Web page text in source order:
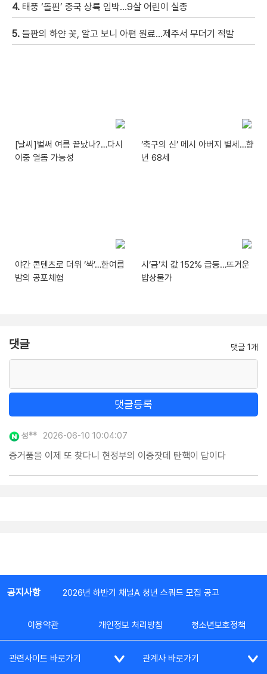
4. 태풍 ‘돌핀’ 중국 상륙 임박…9살 어린이 실종
5. 들판의 하얀 꽃, 알고 보니 아편 원료…제주서 무더기 적발
[날씨]벌써 여름 끝났나?…다시
이중 열돔 가능성
‘축구의 신’ 메시 아버지 별세…향
년 68세
야간 콘텐츠로 더위 ‘싹’…한여름
밤의 공포체험
시‘금’치 값 152% 급등…뜨거운
밥상물가
댓글 댓글 1개
댓글등록
성** 2026-06-10 10:04:07
증거품을 이제 또 찾다니 현정부의 이중잣데 탄핵이 답이다
공지사항 2026년 하반기 채널A 청년 스쿼드 모집 공고
이용약관 개인정보 처리방침 청소년보호정책
관련사이트 바로가기 관계사 바로가기